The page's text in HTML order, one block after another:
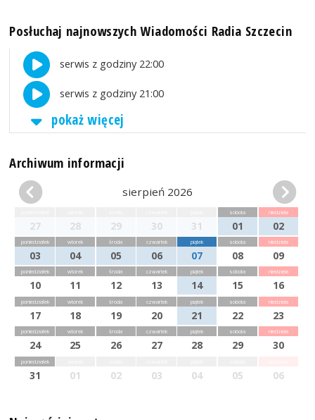
Posłuchaj najnowszych Wiadomości Radia Szczecin
serwis z godziny 22:00
serwis z godziny 21:00
pokaż więcej
Archiwum informacji
sierpień 2026
27 28 29 30 31
sobota
01
niedziela
02
poniedziałek
03
wtorek
04
środa
05
czwartek
06
piątek
07
sobota
08
niedziela
09
poniedziałek
10
wtorek
11
środa
12
czwartek
13
piątek
14
sobota
15
niedziela
16
poniedziałek
17
wtorek
18
środa
19
czwartek
20
piątek
21
sobota
22
niedziela
23
poniedziałek
24
wtorek
25
środa
26
czwartek
27
piątek
28
sobota
29
niedziela
30
poniedziałek
31 01 02 03 04 05 06